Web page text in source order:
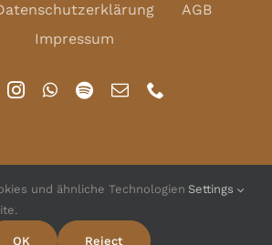
AGB
Impressum
2026 | All Rights Reserved | Powered
by
WordPress
und ähnliche Technologien Settings
OK Reject